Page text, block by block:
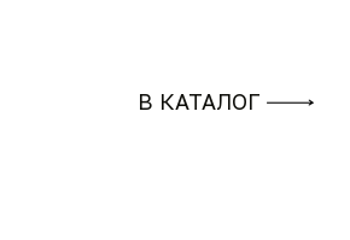
В КАТАЛОГ